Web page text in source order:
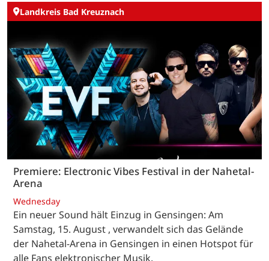
Landkreis Bad Kreuznach
Premiere: Electronic Vibes Festival in der Nahetal-
Arena
Wednesday
Ein neuer Sound hält Einzug in Gensingen: Am
Samstag, 15. August , verwandelt sich das Gelände
der Nahetal-Arena in Gensingen in einen Hotspot für
alle Fans elektronischer Musik.